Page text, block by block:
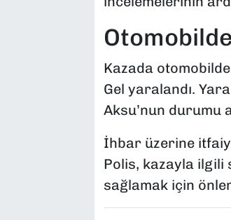
Kazada
Gel yaralandı.
Aksu’nun durumu
İhbar üzerine
Polis, kazayla
sağlamak için